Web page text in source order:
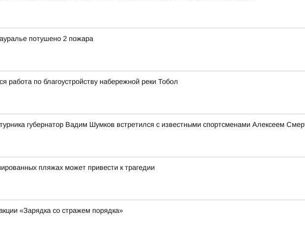
потушено 2 пожара
работа по благоустройству набережной реки Тобол
губернатор Вадим Шумков встретился с известными спортсменами Алексеем
пляжах может привести к трагедии
«Зарядка со стражем порядка»